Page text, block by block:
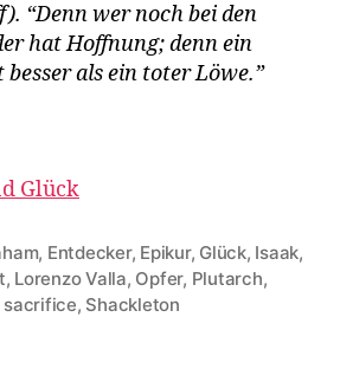
“Denn wer noch bei den
hat Hoffnung; denn ein
als ein toter Löwe.”
Glück
, Entdecker, Epikur, Glück, Isaak,
, Lorenzo Valla, Opfer, Plutarch,
sacrifice, Shackleton